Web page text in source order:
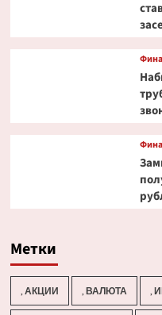
Метки
, АКЦИИ , ВАЛЮТА ,